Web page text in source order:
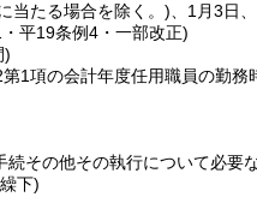
当たる場合を除く。) 、1月3日
平19条例4・一部改正)
)
1項の会計年度任用職員の勤務
続その他その執行について必要
下)